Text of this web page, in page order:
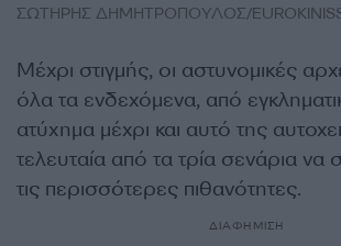
ΣΩΤΗΡΗΣ ΔΗΜΗΤΡΟΠΟΥΛΟΣ/
Μέχρι στιγμής, οι αστυνομικές
όλα τα ενδεχόμενα, από
ατύχημα μέχρι και αυτό της
τελευταία από τα τρία σενάρια να
τις περισσότερες πιθανότητες.
ΔΙΑΦΗΜΙΣΗ